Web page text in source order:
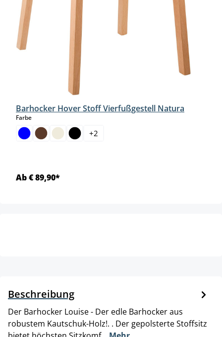
Barhocker Hover Stoff Vierfußgestell Natura
Farbeauswählen
+2
Ab € 89,90*
Beschreibung
Der Barhocker Louise - Der edle Barhocker aus
robustem Kautschuk-Holz!. . Der gepolsterte Stoffsitz